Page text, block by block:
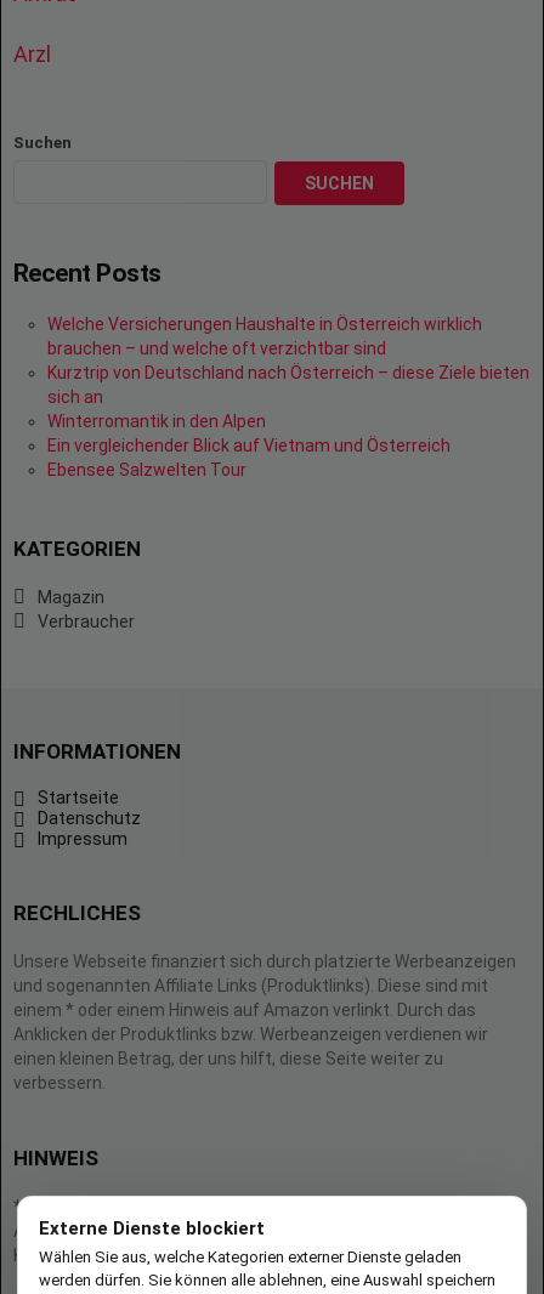
Arzl
Suchen
SUCHEN
Recent Posts
Welche Versicherungen Haushalte in Österreich wirklich
brauchen – und welche oft verzichtbar sind
Kurztrip von Deutschland nach Österreich – diese Ziele bieten
sich an
Winterromantik in den Alpen
Ein vergleichender Blick auf Vietnam und Österreich
Ebensee Salzwelten Tour
KATEGORIEN
Magazin
Verbraucher
INFORMATIONEN
Startseite
Datenschutz
Impressum
RECHLICHES
Unsere Webseite finanziert sich durch platzierte Werbeanzeigen
und sogenannten Affiliate Links (Produktlinks). Diese sind mit
einem * oder einem Hinweis auf Amazon verlinkt. Durch das
Anklicken der Produktlinks bzw. Werbeanzeigen verdienen wir
einen kleinen Betrag, der uns hilft, diese Seite weiter zu
verbessern.
HINWEIS
* = Afilliate-Link (=Werbung)
Als Amazon-Partner verdient der Seitenbetreiber an qualifizierten
Käufen.
Externe Dienste blockiert
Wählen Sie aus, welche Kategorien externer Dienste geladen
werden dürfen. Sie können alle ablehnen, eine Auswahl speichern